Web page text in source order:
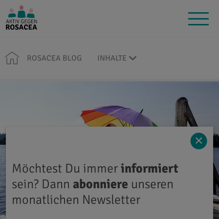
ROSACEA BLOG INHALTE
×
Möchtest Du immerinformiert
sein? Dann abonniere unseren
monatlichen Newsletter